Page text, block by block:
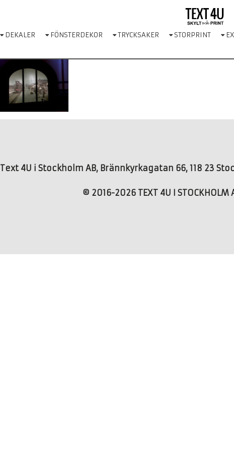
DEKALER FÖNSTERDEKOR TRYCKSAKER STORPRINT
Text 4U i Stockholm AB, Brännkyrkagatan 66, 118 23
© 2016-2026 TEXT 4U I